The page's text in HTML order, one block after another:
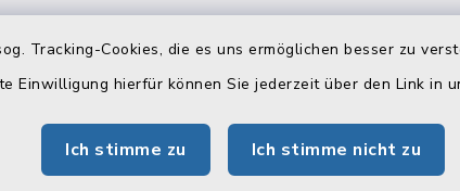
Tracking-Cookies, die es uns ermöglichen besser zu
Einwilligung hierfür können Sie jederzeit über den Link in
Ich stimme zu Ich stimme nicht zu
Telefonverzeichnis als
herunterladen: